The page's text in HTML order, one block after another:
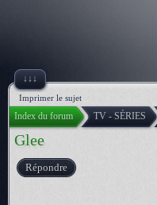
↓↓↓
Imprimer le sujet
Index du forum TV - SÉRIES
Glee
Répondre